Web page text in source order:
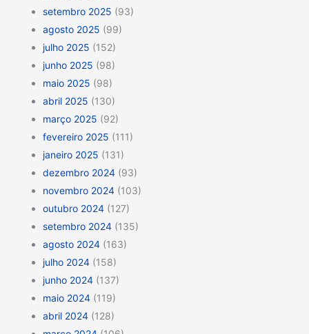
setembro 2025 (93)
agosto 2025 (99)
julho 2025 (152)
junho 2025 (98)
maio 2025 (98)
abril 2025 (130)
março 2025 (92)
fevereiro 2025 (111)
janeiro 2025 (131)
dezembro 2024 (93)
novembro 2024 (103)
outubro 2024 (127)
setembro 2024 (135)
agosto 2024 (163)
julho 2024 (158)
junho 2024 (137)
maio 2024 (119)
abril 2024 (128)